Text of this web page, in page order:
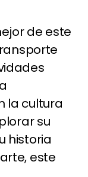
de este
la cultura
su
historia
este